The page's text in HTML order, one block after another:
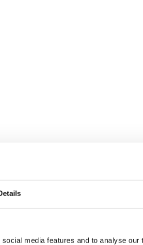
media features and to analyse our